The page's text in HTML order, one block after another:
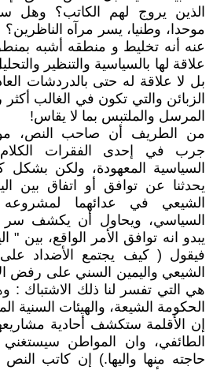
الذين يروج لهم الكاتب؟ وهل
موحدا، وطنيا، يسر مرآه الناظرين؟
عنه أنه تخليط و منطقه أشبه
علاقة لها بالسياسية والتنظير
بل لا علاقة له حتى بالدردشات
الزبائن والتي تكون في الغالب
المرسل والملتبس بما لا يقاس!
من الطريف أن صاحب النص،
جرب في إحدى الفقرات الكلام
السياسية المعهودة، ولكن بشكل
يحدثنا عن توافق أو اتفاق بين
الشيعي في عدائهما لمشروعه
السياسي، ويحاول أن يكشف سر
يبدو انه توافق الأمر الواقع، بين "
فيقول ( كيف يجتمع الأضداد
الشيعي واليمين السني على رفض
هي التي تفسر لنا ذلك الاشتباك :
الحكومة الشيعة، والهيئات السنية
إن الأقلمة ستكشف أحادية
الطائفي، وان المواطن
حاجته منها واليها.) إن كاتب